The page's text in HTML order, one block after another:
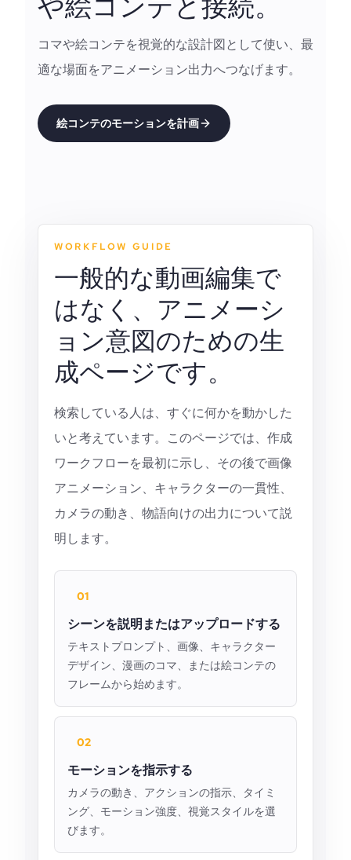
コマや絵コンテを視覚的な設計図として使い、最
適な場面をアニメーション出力へつなげます。
絵コンテのモーションを計画
WORKFLOW GUIDE
一般的な動画編集で
はなく、アニメーシ
ョン意図のための生
成ページです。
検索している人は、すぐに何かを動かした
いと考えています。このページでは、作成
ワークフローを最初に示し、その後で画像
アニメーション、キャラクターの一貫性、
カメラの動き、物語向けの出力について説
明します。
01
シーンを説明またはアップロードする
テキストプロンプト、画像、キャラクター
デザイン、漫画のコマ、または絵コンテの
フレームから始めます。
02
モーションを指示する
カメラの動き、アクションの指示、タイミ
ング、モーション強度、視覚スタイルを選
びます。